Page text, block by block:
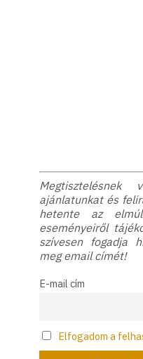
Megtisztelésnek
ajánlatunkat és
hetente az
eseményeiről
szívesen fogadja
meg email címét!
E-mail cím
Elfogadom a